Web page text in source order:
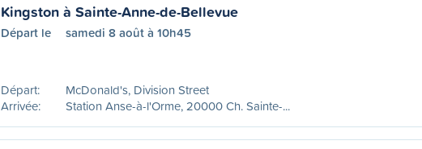
Kingston à Sainte-Anne-de-Bellevue
Départ le samedi 8 août à 10h45
Départ:
McDonald's, Division Street
Arrivée:
Station Anse-à-l'Orme, 20000 Ch. Sainte-...